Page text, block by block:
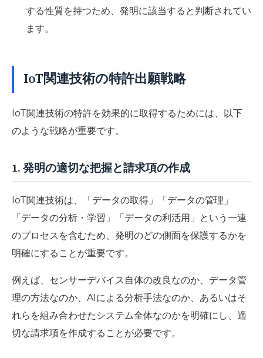
する性質を持つため、発明に該当すると判断されてい
ます。
IoT関連技術の特許出願戦略
IoT関連技術の特許を効果的に取得するためには、以下
のような戦略が重要です。
1. 発明の適切な把握と請求項の作成
IoT関連技術は、「データの取得」「データの管理」
「データの分析・学習」「データの利活用」という一連
のプロセスを含むため、発明のどの側面を保護するかを
明確にすることが重要です。
例えば、センサーデバイス自体の改良なのか、データ管
理の方法なのか、AIによる分析手法なのか、あるいはそ
れらを組み合わせたシステム全体なのかを明確にし、適
切な請求項を作成することが必要です。